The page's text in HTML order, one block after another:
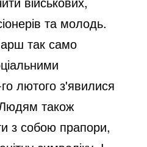
та молодь.
так само
лютого з'явилися
також
з собою прапори,